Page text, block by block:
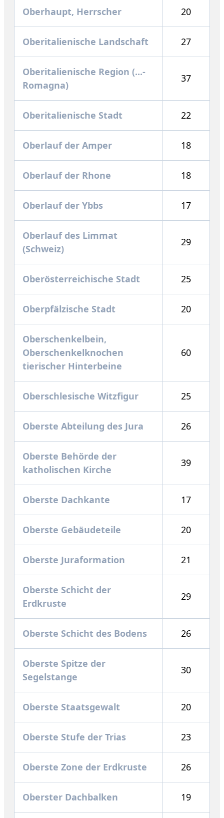
Oberhaupt, Herrscher 20
Oberitalienische Landschaft 27
Oberitalienische Region (...-
Romagna)
37
Oberitalienische Stadt 22
Oberlauf der Amper 18
Oberlauf der Rhone 18
Oberlauf der Ybbs 17
Oberlauf des Limmat
(Schweiz)
29
Oberösterreichische Stadt 25
Oberpfälzische Stadt 20
Oberschenkelbein,
Oberschenkelknochen
tierischer Hinterbeine
60
Oberschlesische Witzfigur 25
Oberste Abteilung des Jura 26
Oberste Behörde der
katholischen Kirche
39
Oberste Dachkante 17
Oberste Gebäudeteile 20
Oberste Juraformation 21
Oberste Schicht der
Erdkruste
29
Oberste Schicht des Bodens 26
Oberste Spitze der
Segelstange
30
Oberste Staatsgewalt 20
Oberste Stufe der Trias 23
Oberste Zone der Erdkruste 26
Oberster Dachbalken 19